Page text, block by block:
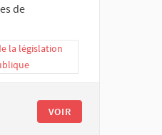
de
la législation
VOIR